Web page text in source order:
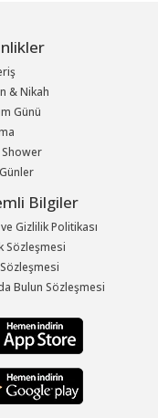
& Nikah
Günü
Bilgiler
ve Gizlilik Politikası
Sözleşmesi
Sözleşmesi
Bulun Sözleşmesi